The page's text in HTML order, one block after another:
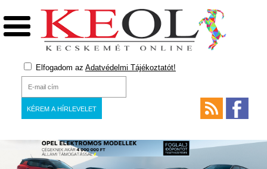
Elfogadom az Adatvédelmi Tájékoztatót!